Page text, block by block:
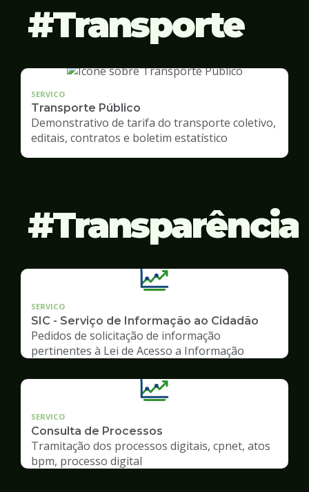
Transporte
SERVICO
Transporte Público
Demonstrativo de tarifa do transporte coletivo,
editais, contratos e boletim estatístico
Transparência
SERVICO
SIC - Serviço de Informação ao Cidadão
Pedidos de solicitação de informação
pertinentes à Lei de Acesso a Informação
SERVICO
Consulta de Processos
Tramitação dos processos digitais, cpnet, atos
bpm, processo digital